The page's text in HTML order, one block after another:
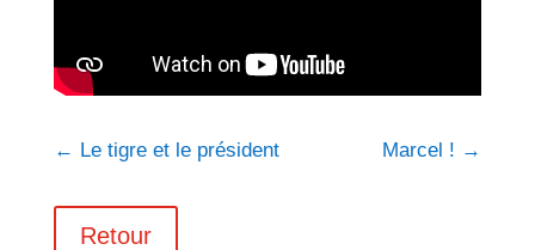
← Le tigre et le président Marcel ! →
Retour